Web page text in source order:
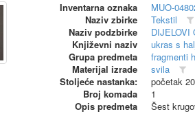
Inventarna oznaka
MUO-
Naziv zbirke
Tekstil
Naziv podzbirke
DIJELOVI
Književni naziv
ukras s
Grupa predmeta
fragmenti
Materijal izrade
svila
Stoljeće nastanka:
početak 20
Broj komada
1
Opis predmeta
Šest